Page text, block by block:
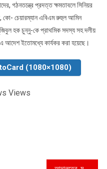
গঠনতন্ত্রে প্রদত্ত ক্ষমতাবলে সিনিয়র
কো- চেয়ারম্যান এবিএম রুহুল আমিন
হক চুন্নু-কে প্রাথমিক সদস্য সহ দলীয়
আদেশ ইতোমধ্যে কার্যকর করা হয়েছে।
(1080×1080)
Views